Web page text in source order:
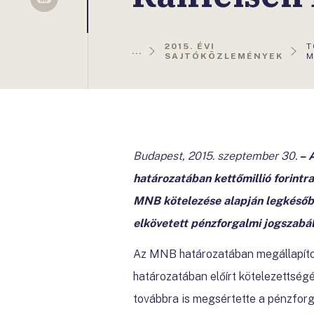
Sellsy
...
2015. ÉVI
SAJTÓKÖZLEMÉNYEK
Budapest, 2015. szeptember 30. –
határozatában kettőmillió
MNB kötelezése alapján
elkövetett pénzforgalmi
Az MNB határozatában
határozatában előírt
továbbra is megsértette a